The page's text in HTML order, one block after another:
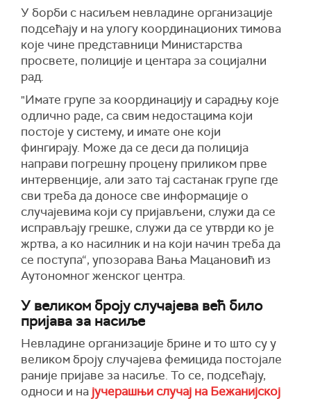
У борби с насиљем невладине организације
подсећају и на улогу координационих тимова
које чине представници Министарства
просвете, полиције и центара за социјални
рад.
"Имате групе за координацију и сарадњу које
одлично раде, са свим недостацима који
постоје у систему, и имате оне који
фингирају. Може да се деси да полиција
направи погрешну процену приликом прве
интервенције, али зато тај састанак групе где
сви треба да доносе све информације о
случајевима који су пријављени, служи да се
исправљају грешке, служи да се утврди ко је
жртва, а ко насилник и на који начин треба да
се поступа“, упозорава Вања Мацановић из
Аутономногженског центра.
У великом броју случајева већ било
пријава за насиље
Невладине организације брине и то што су у
великом броју случајева фемицида постојале
раније пријаве за насиље. То се, подсећају,
односи и на јучерашњи случај на Бежанијској